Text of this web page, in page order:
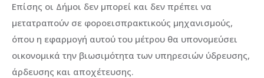
Επίσης οι Δήμοι δεν μπορεί και δεν πρέπει να
μετατραπούν σε φοροεισπρακτικούς μηχανισμούς,
όπου η εφαρμογή αυτού του μέτρου θα υπονομεύσει
οικονομικά την βιωσιμότητα των υπηρεσιών ύδρευσης,
άρδευσης και αποχέτευσης.